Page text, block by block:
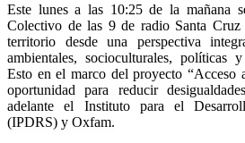
Este lunes a las 10:25 de la mañana
Colectivo de las 9 de radio Santa
territorio desde una perspectiva
ambientales, socioculturales, políticas
Esto en el marco del proyecto
oportunidad para reducir
adelante el Instituto para el
(IPDRS) y Oxfam.